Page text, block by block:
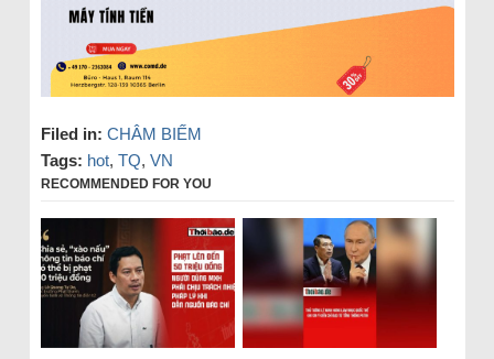
Filed in: CHÂM BIẾM
Tags: hot, TQ, VN
RECOMMENDED FOR YOU